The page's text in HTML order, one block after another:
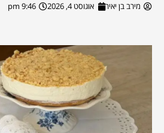
מירב בן יאיר אוגוסט 4, 2026 9:46 pm